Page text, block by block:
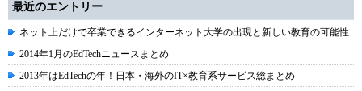
最近のエントリー
ネット上だけで卒業できるインターネット大学の出現と新しい教育の可能性
2014年1月のEdTechニュースまとめ
2013年はEdTechの年！日本・海外のIT×教育系サービス総まとめ